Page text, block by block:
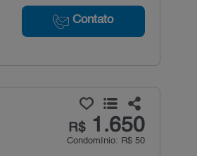
Contato
R$1.650
Condomínio: R$ 50